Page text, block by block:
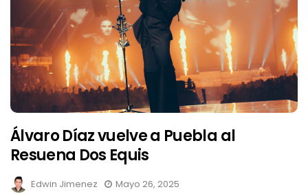
Álvaro Díaz vuelve a Puebla al
Resuena Dos Equis
Edwin Jimenez Mayo 26, 2025